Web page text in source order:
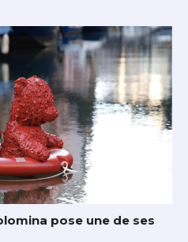
pose une de ses